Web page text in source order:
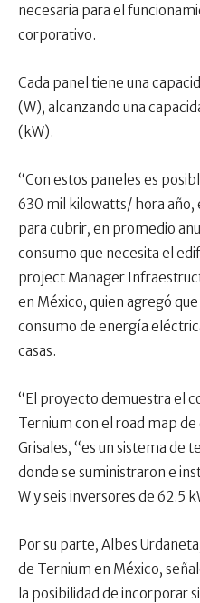
necesaria para el
corporativo.
Cada panel tiene una
(W), alcanzando una
(kW).
“Con estos paneles es
630 mil kilowatts/ hora año,
para cubrir, en promedio
consumo que necesita el
project Manager
en México, quien agregó
consumo de energía
casas.
“El proyecto demuestra el
Ternium con el road map
Grisales, “es un sistema de
donde se suministraron e
W y seis inversores de 62.5
Por su parte, Albes
de Ternium en México,
la posibilidad de incorporar